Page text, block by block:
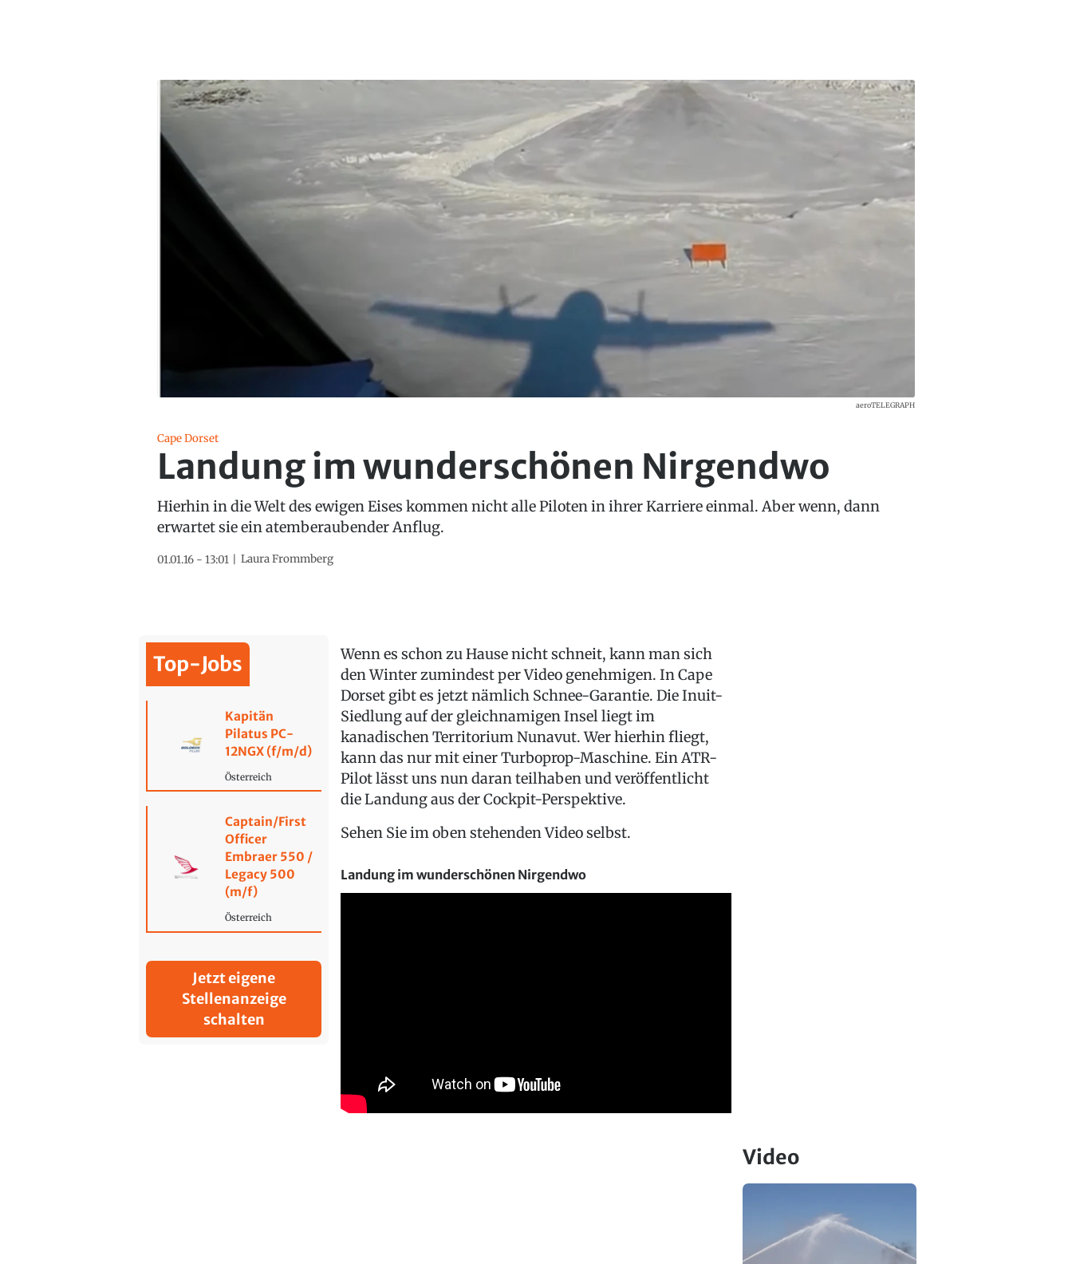
aeroTELEGRAPH
Cape Dorset
Landung im wunderschönen Nirgendwo
Hierhin in die Welt des ewigen Eises kommen nicht alle Piloten in ihrer Karriere einmal. Aber wenn, dann
erwartet sie ein atemberaubender Anflug.
01.01.16 - 13:01 Laura Frommberg
Top-Jobs
Kapitän
Pilatus PC-
12NGX (f/m/d)
Österreich
Captain/First
Officer
Embraer 550 /
Legacy 500
(m/f)
Österreich
Jetzt eigene
Stellenanzeige
schalten
Wenn es schon zu Hause nicht schneit, kann man sich
den Winter zumindest per Video genehmigen. In Cape
Dorset gibt es jetzt nämlich Schnee-Garantie. Die Inuit-
Siedlung auf der gleichnamigen Insel liegt im
kanadischen Territorium Nunavut. Wer hierhin fliegt,
kann das nur mit einer Turboprop-Maschine. Ein ATR-
Pilot lässt uns nun daran teilhaben und veröffentlicht
die Landung aus der Cockpit-Perspektive.
Sehen Sie im oben stehenden Video selbst.
Landung im wunderschönen Nirgendwo
Video